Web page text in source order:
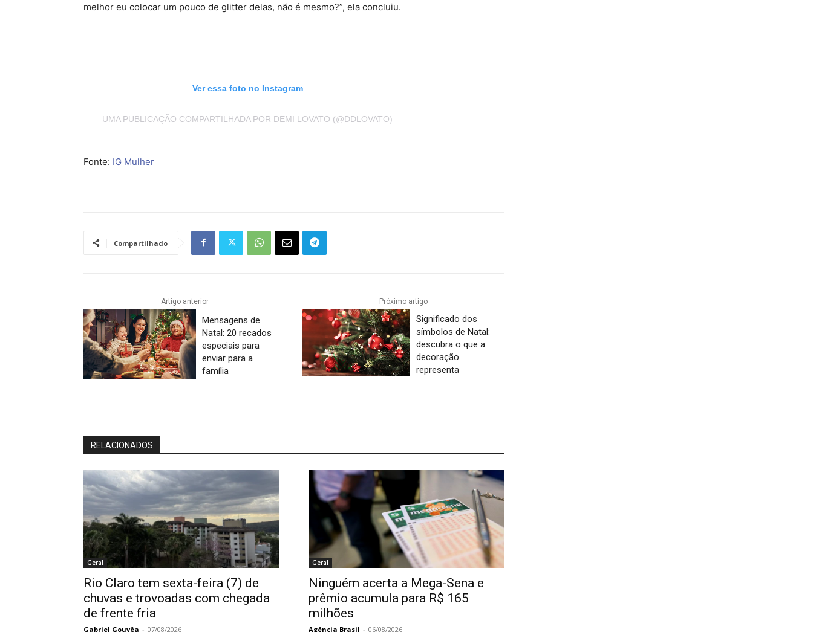
melhor eu colocar um pouco de glitter delas, não é mesmo?”, ela concluiu.
Ver essa foto no Instagram
UMA PUBLICAÇÃO COMPARTILHADA POR DEMI LOVATO (@DDLOVATO)
Fonte: IG Mulher
Compartilhado
Artigo anterior
Mensagens de
Natal: 20 recados
especiais para
enviar para a
família
Próximo artigo
Significado dos
símbolos de Natal:
descubra o que a
decoração
representa
RELACIONADOS
Geral
Rio Claro tem sexta-feira (7) de
chuvas e trovoadas com chegada
de frente fria
Gabriel Gouvêa - 07/08/2026
Geral
Ninguém acerta a Mega-Sena e
prêmio acumula para R$ 165
milhões
Agência Brasil - 06/08/2026